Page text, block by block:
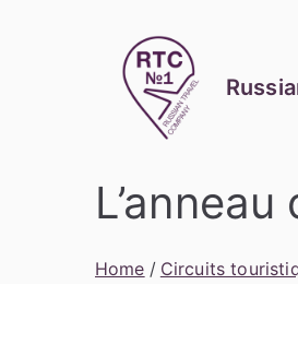
L’anneau
Home Circuits